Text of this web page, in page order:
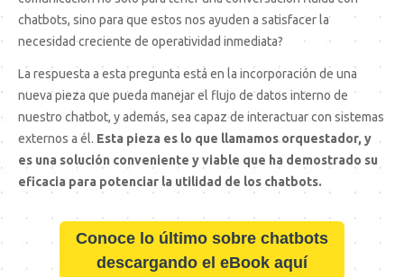
chatbots, sino para que estos nos ayuden a satisfacer la
necesidad creciente de operatividad inmediata?
La respuesta a esta pregunta está en la incorporación de una
nueva pieza que pueda manejar el flujo de datos interno de
nuestro chatbot, y además, sea capaz de interactuar con sistemas
externos a él. Esta pieza es lo que llamamos orquestador, y
es una solución conveniente y viable que ha demostrado su
eficacia para potenciar la utilidad de los chatbots.
Conoce lo último sobre chatbots
descargando el eBook aquí